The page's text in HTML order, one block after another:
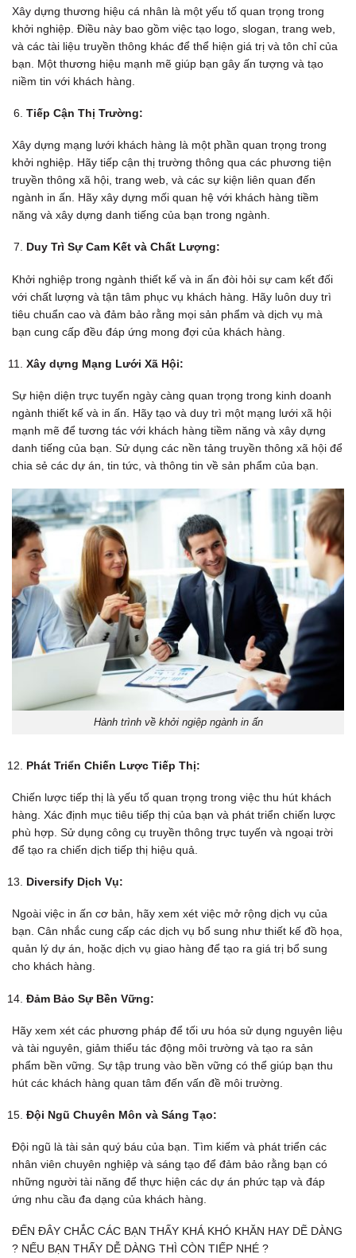
Xây dựng thương hiệu cá nhân là một yếu tố quan trọng trong
khởi nghiệp. Điều này bao gồm việc tạo logo, slogan, trang web,
và các tài liệu truyền thông khác để thể hiện giá trị và tôn chỉ của
bạn. Một thương hiệu mạnh mẽ giúp bạn gây ấn tượng và tạo
niềm tin với khách hàng.
Tiếp Cận Thị Trường:
Xây dựng mạng lưới khách hàng là một phần quan trọng trong
khởi nghiệp. Hãy tiếp cận thị trường thông qua các phương tiện
truyền thông xã hội, trang web, và các sự kiện liên quan đến
ngành in ấn. Hãy xây dựng mối quan hệ với khách hàng tiềm
năng và xây dựng danh tiếng của bạn trong ngành.
Duy Trì Sự Cam Kết và Chất Lượng:
Khởi nghiệp trong ngành thiết kế và in ấn đòi hỏi sự cam kết đối
với chất lượng và tận tâm phục vụ khách hàng. Hãy luôn duy trì
tiêu chuẩn cao và đảm bảo rằng mọi sản phẩm và dịch vụ mà
bạn cung cấp đều đáp ứng mong đợi của khách hàng.
Xây dựng Mạng Lưới Xã Hội:
Sự hiện diện trực tuyến ngày càng quan trọng trong kinh doanh
ngành thiết kế và in ấn. Hãy tạo và duy trì một mạng lưới xã hội
mạnh mẽ để tương tác với khách hàng tiềm năng và xây dựng
danh tiếng của bạn. Sử dụng các nền tảng truyền thông xã hội để
chia sẻ các dự án, tin tức, và thông tin về sản phẩm của bạn.
Hành trình về khởi ngiệp ngành in ấn
Phát Triển Chiến Lược Tiếp Thị:
Chiến lược tiếp thị là yếu tố quan trọng trong việc thu hút khách
hàng. Xác định mục tiêu tiếp thị của bạn và phát triển chiến lược
phù hợp. Sử dụng công cụ truyền thông trực tuyến và ngoại trời
để tạo ra chiến dịch tiếp thị hiệu quả.
Diversify Dịch Vụ:
Ngoài việc in ấn cơ bản, hãy xem xét việc mở rộng dịch vụ của
bạn. Cân nhắc cung cấp các dịch vụ bổ sung như thiết kế đồ họa,
quản lý dự án, hoặc dịch vụ giao hàng để tạo ra giá trị bổ sung
cho khách hàng.
Đảm Bảo Sự Bền Vững:
Hãy xem xét các phương pháp để tối ưu hóa sử dụng nguyên liệu
và tài nguyên, giảm thiểu tác động môi trường và tạo ra sản
phẩm bền vững. Sự tập trung vào bền vững có thể giúp bạn thu
hút các khách hàng quan tâm đến vấn đề môi trường.
Đội Ngũ Chuyên Môn và Sáng Tạo:
Đội ngũ là tài sản quý báu của bạn. Tìm kiếm và phát triển các
nhân viên chuyên nghiệp và sáng tạo để đảm bảo rằng bạn có
những người tài năng để thực hiện các dự án phức tạp và đáp
ứng nhu cầu đa dạng của khách hàng.
ĐẾN ĐÂY CHẮC CÁC BẠN THẤY KHÁ KHÓ KHĂN HAY DẼ DÀNG
? NẾU BẠN THẤY DỄ DÀNG THÌ CÒN TIẾP NHÉ ?